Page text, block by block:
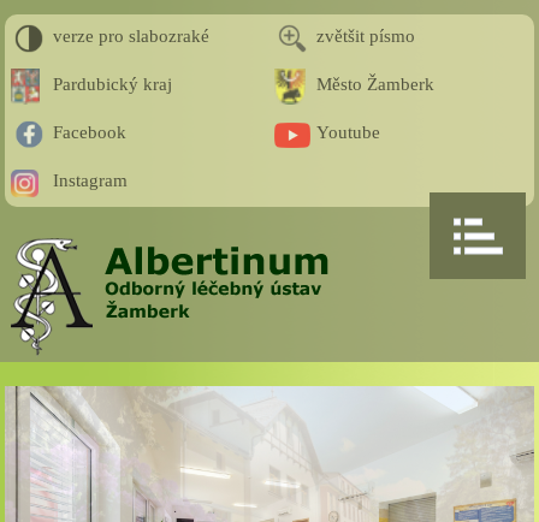
verze pro slabozraké zvětšit písmo
Pardubický kraj Město Žamberk
Facebook Youtube
Instagram